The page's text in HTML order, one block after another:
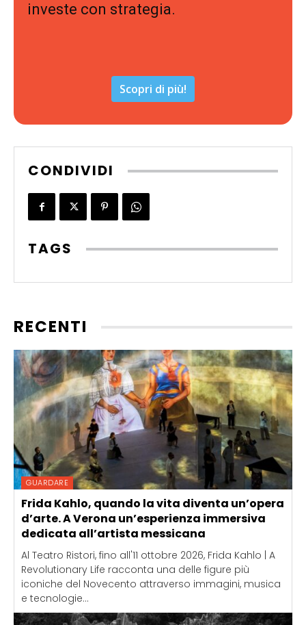
investe con strategia.
Scopri di più!
CONDIVIDI
TAGS
RECENTI
GUARDARE
Frida Kahlo, quando la vita diventa un’opera
d’arte. A Verona un’esperienza immersiva
dedicata all’artista messicana
Al Teatro Ristori, fino all'11 ottobre 2026, Frida Kahlo | A
Revolutionary Life racconta una delle figure più
iconiche del Novecento attraverso immagini, musica
e tecnologie...